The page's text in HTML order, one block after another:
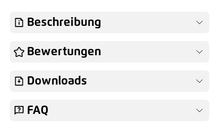
Zaunpfosten Typ Pallas Eck
Beschreibung
Bewertungen
Downloads
FAQ